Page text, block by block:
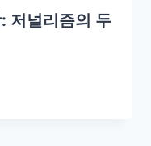
저널리즘의 두